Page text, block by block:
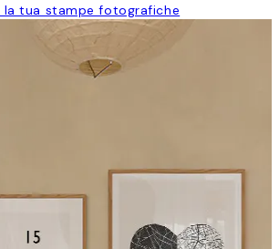
la tua stampe fotografiche